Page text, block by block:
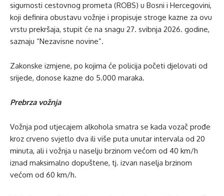
sigurnosti cestovnog prometa (ROBS) u Bosni i Hercegovini,
koji definira obustavu vožnje i propisuje stroge kazne za ovu
vrstu prekršaja, stupit će na snagu 27. svibnja 2026. godine,
saznaju “Nezavisne novine”.
Zakonske izmjene, po kojima će policija početi djelovati od
srijede, donose kazne do 5.000 maraka.
Prebrza vožnja
Vožnja pod utjecajem alkohola smatra se kada vozač prođe
kroz crveno svjetlo dva ili više puta unutar intervala od 20
minuta, ali i vožnja u naselju brzinom većom od 40 km/h
iznad maksimalno dopuštene, tj. izvan naselja brzinom
većom od 60 km/h.